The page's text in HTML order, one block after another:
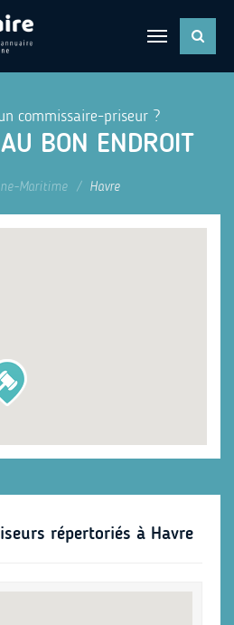
commissaire-priseur ?
BON ENDROIT
Maritime Havre
répertoriés à Havre